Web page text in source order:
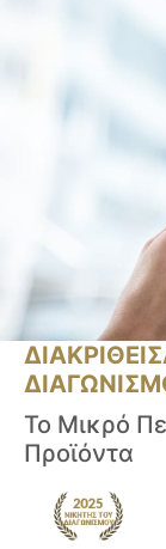
Το Μικρό
Προϊόντα